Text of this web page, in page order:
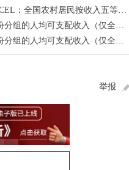
按收入五等份分组的人均可支配收入（2013-2019）
可支配收入（仅全国指标，2013-2021）
可支配收入（仅全国指标，2013-2022）
举报